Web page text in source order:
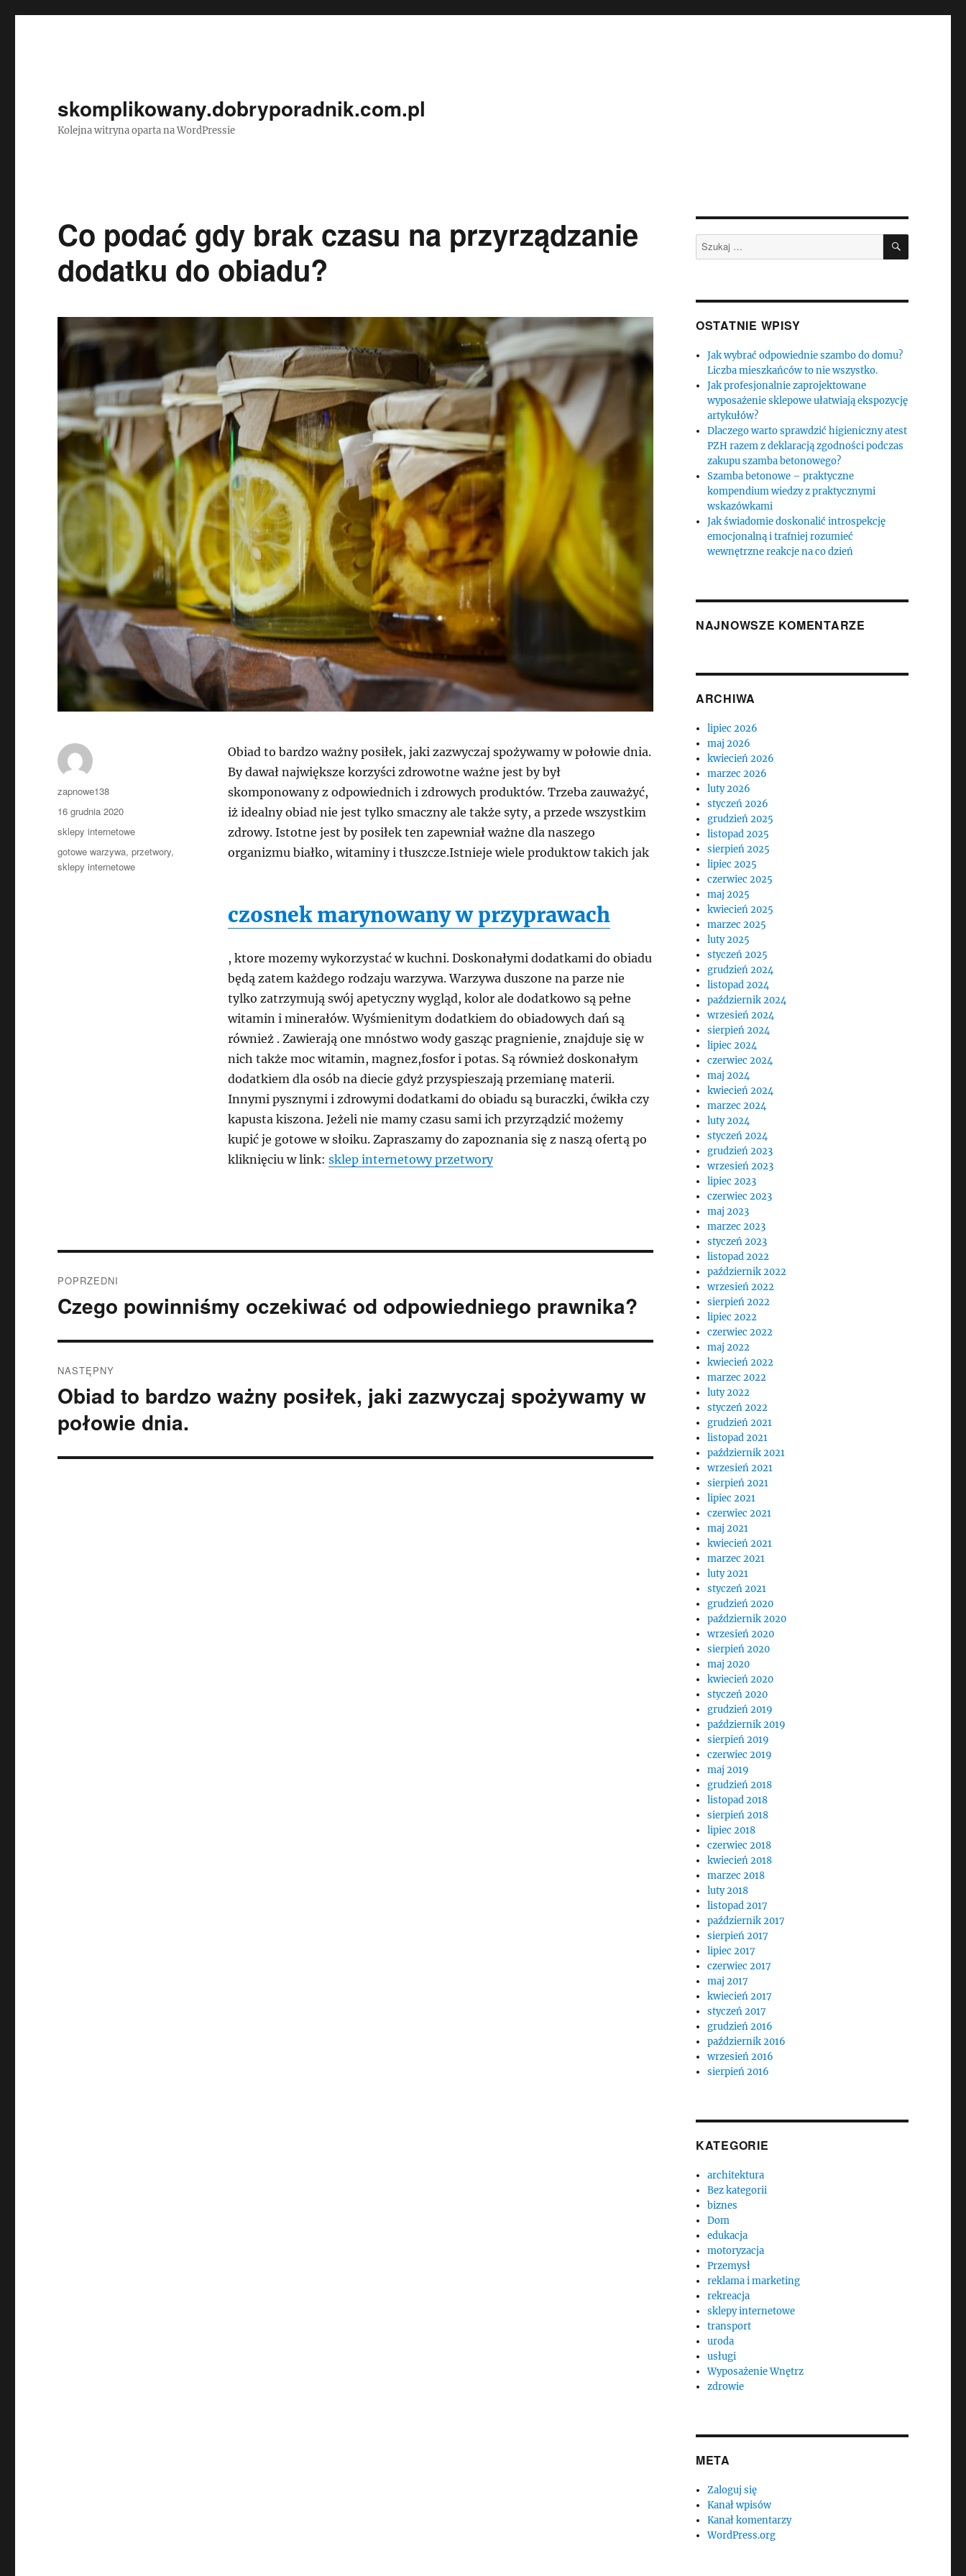
skomplikowany.dobryporadnik.com.pl
Kolejna witryna oparta na WordPressie
Co podać gdy brak czasu na przyrządzanie
dodatku do obiadu?
Obiad to bardzo ważny posiłek, jaki zazwyczaj spożywamy w połowie dnia.
By dawał największe korzyści zdrowotne ważne jest by był
skomponowany z odpowiednich i zdrowych produktów. Trzeba zauważyć,
iż idealny obiad nie jest tylko smaczny ale także syty, a przede wszystkim
zdrowy. Istotne jest by posiłek ten zapewniał ważne dla naszego
organizmu białko, witaminy i tłuszcze.Istnieje wiele produktow takich jak
czosnek marynowany w przyprawach
, ktore mozemy wykorzystać w kuchni. Doskonałymi dodatkami do obiadu
będą zatem każdego rodzaju warzywa. Warzywa duszone na parze nie
tylko zatrzymują swój apetyczny wygląd, kolor ale dodatkowo są pełne
witamin i minerałów. Wyśmienitym dodatkiem do obiadowych dań są
również . Zawierają one mnóstwo wody gasząc pragnienie, znajduje się w
nich także moc witamin, magnez,fosfor i potas. Są również doskonałym
dodatkiem dla osób na diecie gdyż przyspieszają przemianę materii.
Innymi pysznymi i zdrowymi dodatkami do obiadu są buraczki, ćwikła czy
kapusta kiszona. Jeżeli nie mamy czasu sami ich przyrządzić możemy
kupić je gotowe w słoiku. Zapraszamy do zapoznania się z naszą ofertą po
kliknięciu w link: sklep internetowy przetwory
Autor
zapnowe138
Data
publikacji
16 grudnia 2020
Kategorie
sklepy internetowe
Tagi
gotowe warzywa,przetwory,
sklepy internetowe
wpisu
POPRZEDNI
Poprzedni
Czego powinniśmy oczekiwać od odpowiedniego prawnika?
NASTĘPNY
Następny
Obiad to bardzo ważny posiłek, jaki zazwyczaj spożywamy w
połowie dnia.
Szukaj: SZUKAJ
OSTATNIE WPISY
Jak wybrać odpowiednie szambo do domu?
Liczba mieszkańców to nie wszystko.
Jak profesjonalnie zaprojektowane
wyposażenie sklepowe ułatwiają ekspozycję
artykułów?
Dlaczego warto sprawdzić higieniczny atest
PZH razem z deklaracją zgodności podczas
zakupu szamba betonowego?
Szamba betonowe – praktyczne
kompendium wiedzy z praktycznymi
wskazówkami
Jak świadomie doskonalić introspekcję
emocjonalną i trafniej rozumieć
wewnętrzne reakcje na co dzień
NAJNOWSZE KOMENTARZE
ARCHIWA
lipiec 2026
maj 2026
kwiecień 2026
marzec 2026
luty 2026
styczeń 2026
grudzień 2025
listopad 2025
sierpień 2025
lipiec 2025
czerwiec 2025
maj 2025
kwiecień 2025
marzec 2025
luty 2025
styczeń 2025
grudzień 2024
listopad 2024
październik 2024
wrzesień 2024
sierpień 2024
lipiec 2024
czerwiec 2024
maj 2024
kwiecień 2024
marzec 2024
luty 2024
styczeń 2024
grudzień 2023
wrzesień 2023
lipiec 2023
czerwiec 2023
maj 2023
marzec 2023
styczeń 2023
listopad 2022
październik 2022
wrzesień 2022
sierpień 2022
lipiec 2022
czerwiec 2022
maj 2022
kwiecień 2022
marzec 2022
luty 2022
styczeń 2022
grudzień 2021
listopad 2021
październik 2021
wrzesień 2021
sierpień 2021
lipiec 2021
czerwiec 2021
maj 2021
kwiecień 2021
marzec 2021
luty 2021
styczeń 2021
grudzień 2020
październik 2020
wrzesień 2020
sierpień 2020
maj 2020
kwiecień 2020
styczeń 2020
grudzień 2019
październik 2019
sierpień 2019
czerwiec 2019
maj 2019
grudzień 2018
listopad 2018
sierpień 2018
lipiec 2018
czerwiec 2018
kwiecień 2018
marzec 2018
luty 2018
listopad 2017
październik 2017
sierpień 2017
lipiec 2017
czerwiec 2017
maj 2017
kwiecień 2017
styczeń 2017
grudzień 2016
październik 2016
wrzesień 2016
sierpień 2016
KATEGORIE
architektura
Bez kategorii
biznes
Dom
edukacja
motoryzacja
Przemysł
reklama i marketing
rekreacja
sklepy internetowe
transport
uroda
usługi
Wyposażenie Wnętrz
zdrowie
META
Zaloguj się
Kanał wpisów
Kanał komentarzy
WordPress.org